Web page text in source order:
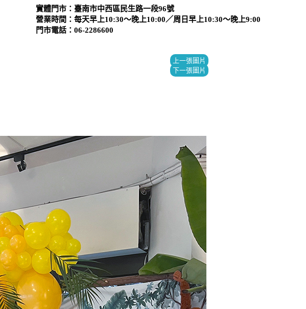
實體門市：臺南市中西區民生路一段96號
營業時間：每天早上10:30～晚上10:00／周日早上10:30～晚上9:00
門市電話：06-2286600
上一張圖片
下一張圖片